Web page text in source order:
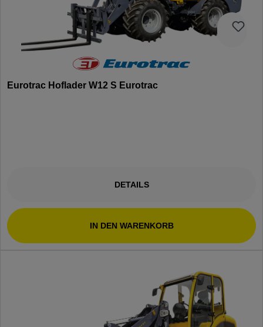
Eurotrac Hoflader W12 S Eurotrac
DETAILS
IN DEN WARENKORB